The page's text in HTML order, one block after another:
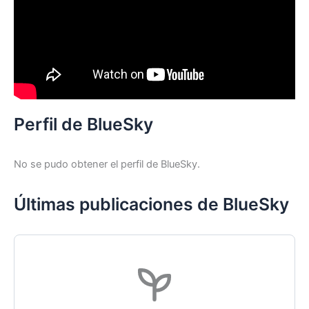
Perfil de BlueSky
No se pudo obtener el perfil de BlueSky.
Últimas publicaciones de BlueSky